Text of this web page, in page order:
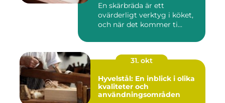
En skärbräda är ett
ovärderligt verktyg i köket,
och när det kommer ti...
31. okt
Hyvelstål: En inblick i olika
kvaliteter och
användningsområden